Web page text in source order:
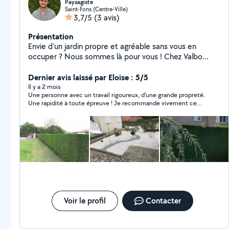
Paysagiste
Saint-Fons (Centre-Ville)
3,7/5 (3 avis)
Présentation
Envie d'un jardin propre et agréable sans vous en
occuper ? Nous sommes là pour vous ! Chez Valbo
avec sérieux et bonne humeur : tonte, taille de haies,
débroussaillage, désherbage, plantations, remise en
état, home-sitting et bien plus encore. Nous accordons
une grande importance à la qualité du travail, à la
ponctualité et à la satisfaction de nos clients.
Intervention dans le bassin lyonnais et les alentours.
Devis gratuit.
Dernier avis laissé par Eloise : 5/5
Il y a 2 mois
Une personne avec un travail rigoureux, d'une grande propreté.
Une rapidité à toute épreuve ! Je recommande vivement ce
un vrai havre de paix. Pour ma part il sera mon paysagiste attitré
annuelle! Merci encore pour votre travail !
Voir le profil Contacter